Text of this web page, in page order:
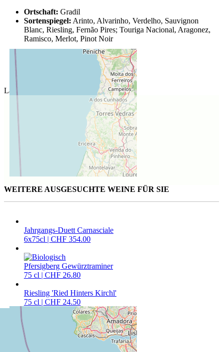
Ortschaft: Gradil
Sortenspiegel: Arinto, Alvarinho, Verdelho, Sauvignon
Blanc, Riesling, Fernão Pires; Touriga Nacional, Aragonez,
Ramisco, Merlot, Pinot Noir
Lage des Weinguts
WEITERE AUSGESUCHTE WEINE FÜR SIE
Jahrgangs-Duett Carnasciale
6x75cl | CHF 354.00
Pfersigberg Gewürztraminer
75 cl | CHF 26.80
Riesling 'Ried Hinters Kirchl'
75 cl | CHF 24.50
CAVETTA VINOTHEK PFÄFFIKON
Churerstrasse 64
8808 Pfäffikon SZ